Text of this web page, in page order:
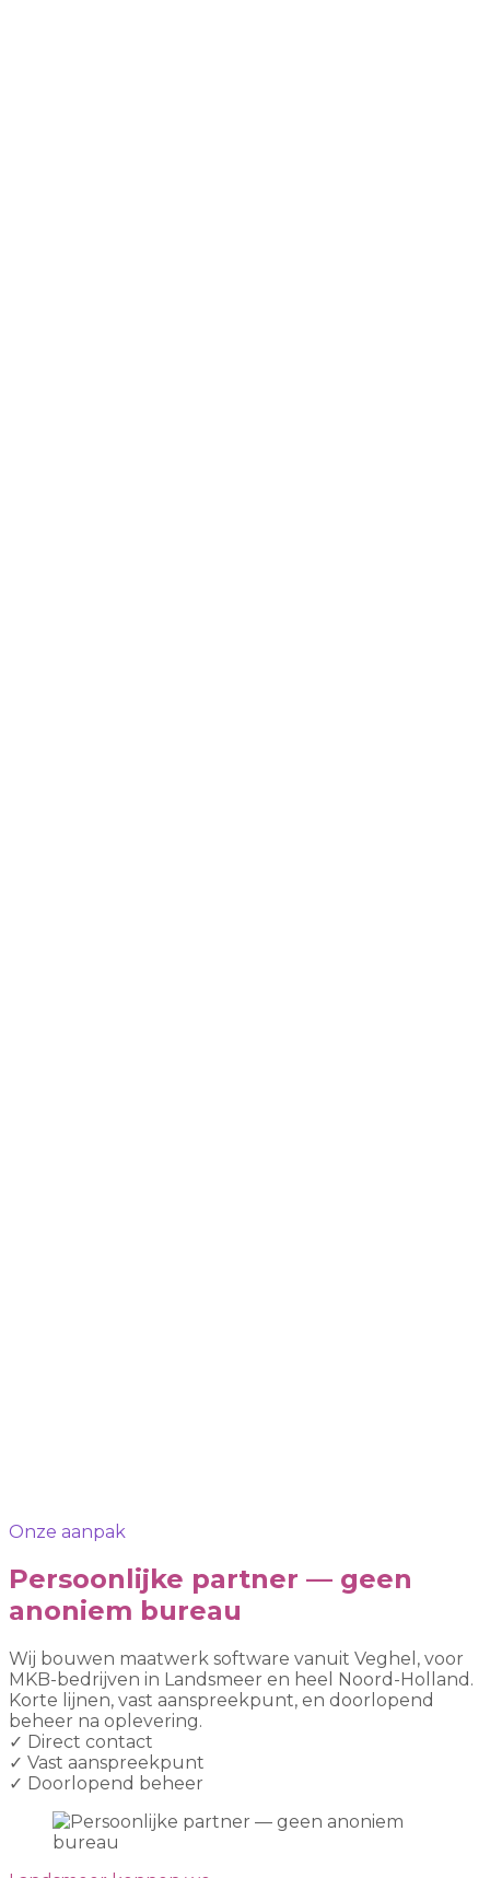
Onze aanpak
Persoonlijke partner — geen
anoniem bureau
Wij bouwen maatwerk software vanuit Veghel, voor
MKB-bedrijven in Landsmeer en heel Noord-Holland.
Korte lijnen, vast aanspreekpunt, en doorlopend
beheer na oplevering.
✓ Direct contact
✓ Vast aanspreekpunt
✓ Doorlopend beheer